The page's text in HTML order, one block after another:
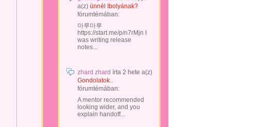
a(z) ünnél Ibolyának?
fórumtémában:
마루마루
https://start.me/p/n7rMjn I
was writing release
notes...
zhard zhard írta 2 hete a(z)
Gondolatok..
fórumtémában:
A mentor recommended
looking wider, and you
explain handoff...